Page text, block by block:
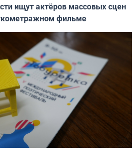
ищут актёров массовых сцен
фильме